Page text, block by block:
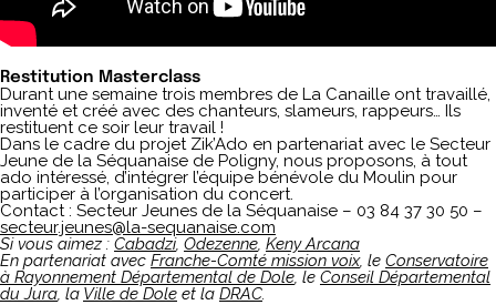
Restitution Masterclass
Durant une semaine trois membres de La Canaille ont travaillé,
inventé et créé avec des chanteurs, slameurs, rappeurs… Ils
restituent ce soir leur travail !
Dans le cadre du projet Zik’Ado en partenariat avec le Secteur
Jeune de la Séquanaise de Poligny, nous proposons, à tout
ado intéressé, d’intégrer l’équipe bénévole du Moulin pour
participer à l’organisation du concert.
Contact : Secteur Jeunes de la Séquanaise – 03 84 37 30 50 –
secteur.jeunes@la-sequanaise.com
Si vous aimez : Cabadzi, Odezenne, Keny Arcana
En partenariat avec Franche-Comté mission voix, le Conservatoire
à Rayonnement Départemental de Dole, le Conseil Départemental
du Jura, la Ville de Dole et la DRAC.